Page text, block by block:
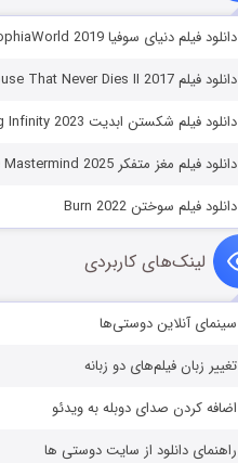
دانلود فیلم دنیای سوفیا SophiaWorld 2019
دانلود فیلم The House That Never Dies II 2017
دانلود فیلم شکستن ابدیت Breaking Infinity 2023
دانلود فیلم مغز متفکر The Mastermind 2025
دانلود فیلم سوختن Burn 2022
لینک‌های کاربردی
سینمای آنلاین دوستی‌ها
تغییر زبان فیلم‌های دو زبانه
اضافه کردن صدای دوبله به ویدئو
راهنمای دانلود از سایت دوستی ها